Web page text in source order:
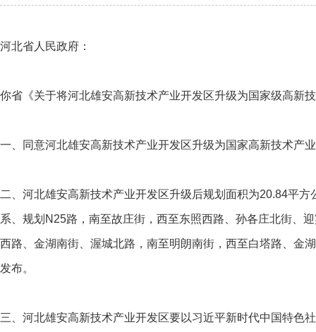
河北省人民政府：
你省《关于将河北雄安高新技术产业开发区升级为国家级高新
一、同意河北雄安高新技术产业开发区升级为国家高新技术产
二、河北雄安高新技术产业开发区升级后规划面积为20.84平
系、规划N25路，南至故庄街，西至东照西路、孙各庄北街、
西路、金湖南街、渥城北路，南至明朗南街，西至白塔路、金
发布。
三、河北雄安高新技术产业开发区要以习近平新时代中国特色